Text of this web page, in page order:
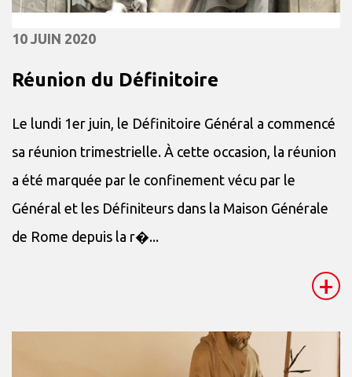
10 JUIN 2020
Réunion du Définitoire
Le lundi 1er juin, le Définitoire Général a commencé
sa réunion trimestrielle. À cette occasion, la réunion
a été marquée par le confinement vécu par le
Général et les Définiteurs dans la Maison Générale
de Rome depuis la r�...
+